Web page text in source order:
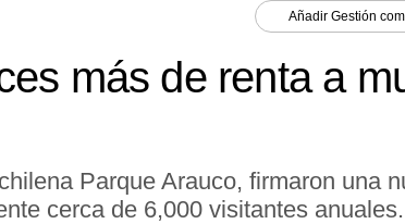
Añadir Gestión
más de renta a
Parque Arauco, firmaron una
cerca de 6,000 visitantes anuales.